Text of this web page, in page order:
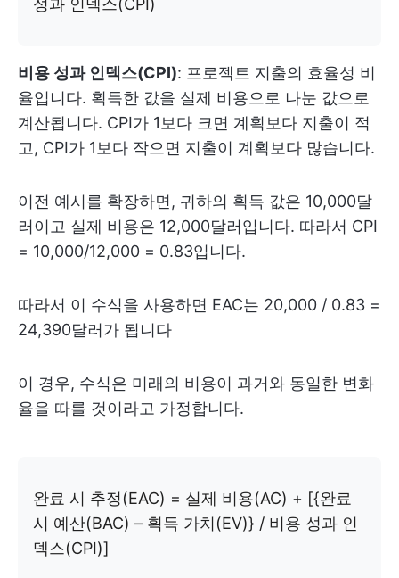
성과 인덱스(CPI)
비용 성과 인덱스(CPI): 프로젝트 지출의 효율성 비
율입니다. 획득한 값을 실제 비용으로 나눈 값으로
계산됩니다. CPI가 1보다 크면 계획보다 지출이 적
고, CPI가 1보다 작으면 지출이 계획보다 많습니다.
이전 예시를 확장하면, 귀하의 획득 값은 10,000달
러이고 실제 비용은 12,000달러입니다. 따라서 CPI
= 10,000/12,000 = 0.83입니다.
따라서 이 수식을 사용하면 EAC는 20,000 / 0.83 =
24,390달러가 됩니다
이 경우, 수식은 미래의 비용이 과거와 동일한 변화
율을 따를 것이라고 가정합니다.
완료 시 추정(EAC) = 실제 비용(AC) + [{완료
시 예산(BAC) – 획득 가치(EV)} / 비용 성과 인
덱스(CPI)]